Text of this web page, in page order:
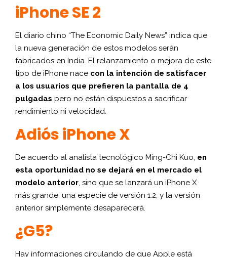
iPhone SE 2
El diario chino “The Economic Daily News” indica que
la nueva generación de estos modelos serán
fabricados en India. El relanzamiento o mejora de este
tipo de iPhone nace con la intención de satisfacer
a los usuarios que prefieren la pantalla de 4
pulgadas pero no están dispuestos a sacrificar
rendimiento ni velocidad.
Adiós iPhone X
De acuerdo al analista tecnológico Ming-Chi Kuo, en
esta oportunidad no se dejará en el mercado el
modelo anterior, sino que se lanzará un iPhone X
más grande, una especie de versión 1.2; y la versión
anterior simplemente desaparecerá.
¿G5?
Hay informaciones circulando de que Apple está